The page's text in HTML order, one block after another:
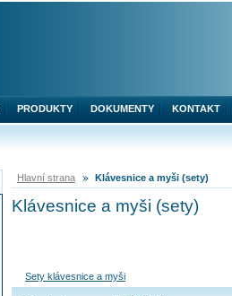
Hlavní strana Klávesnice a myši (sety)
Klávesnice a myši (sety)
Sety klávesnice a myši
PRODUKTY DOKUMENTY KONTAKT